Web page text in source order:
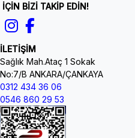
İÇİN BİZİ TAKİP EDİN!
İLETİŞİM
Sağlık Mah.Ataç 1 Sokak
No:7/B ANKARA/ÇANKAYA
0312 434 36 06
0546 860 29 53